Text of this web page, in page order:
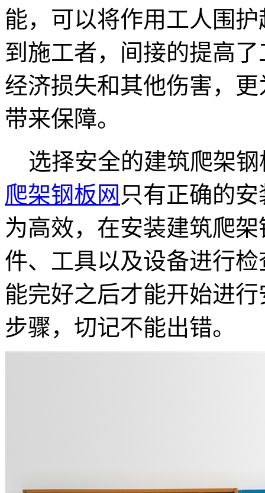
能，可以将作用工人围
到施工者，间接的提高
经济损失和其他伤害，
带来保障。
选择安全的建筑爬架钢
爬架钢板网 只有正确的
为高效，在安装建筑爬
件、工具以及设备进行
能完好之后才能开始进
步骤，切记不能出错。